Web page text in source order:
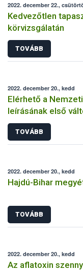
2022. december 22.,
Kedvezőtlen
körvizsgálatán
TOVÁBB
2022. december 20., kedd
Elérhető a
leírásának első
TOVÁBB
2022. december 20., kedd
Hajdú-Bihar
TOVÁBB
2022. december 20., kedd
Az aflatoxin